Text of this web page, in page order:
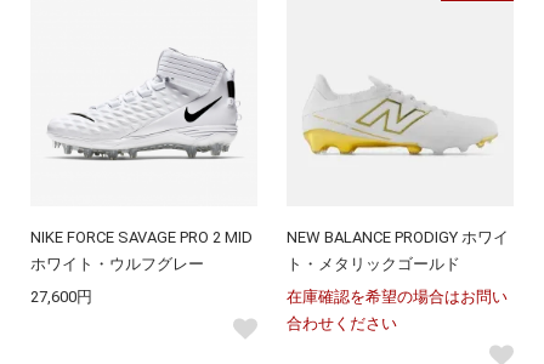
NIKE FORCE SAVAGE PRO 2 MID
ホワイト・ウルフグレー
27,600円
NEW BALANCE PRODIGY ホワイ
ト・メタリックゴールド
在庫確認を希望の場合はお問い
合わせください